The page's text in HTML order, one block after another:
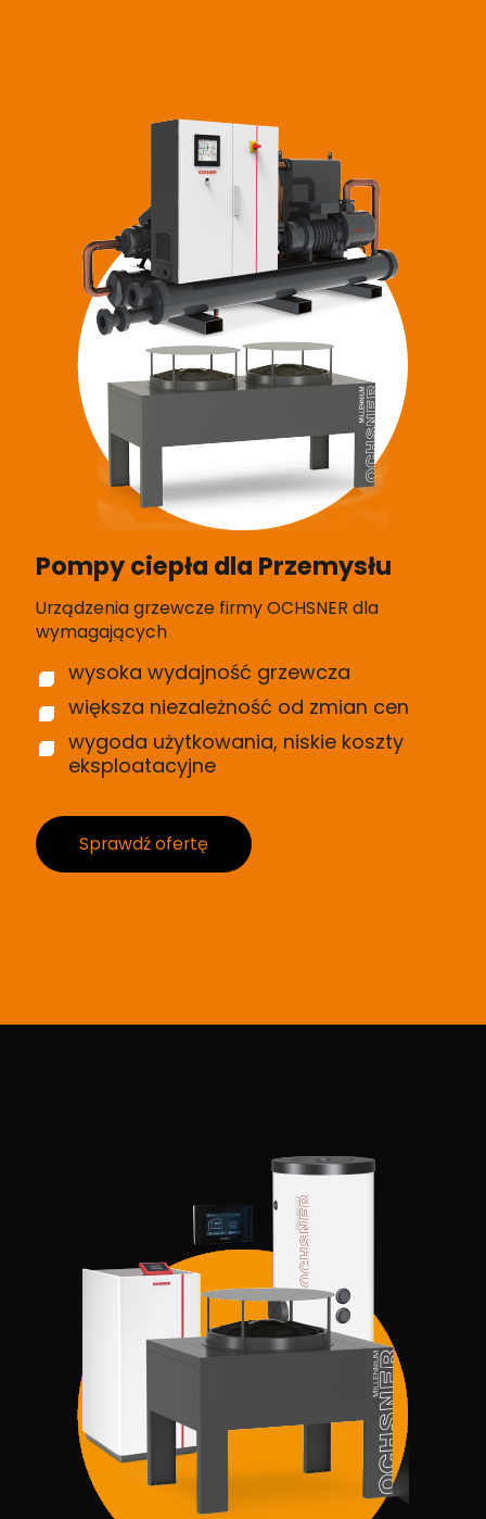
Pompy ciepła dla Przemysłu
Urządzenia grzewcze firmy OCHSNER dla
wymagających
wysoka wydajność grzewcza
większa niezależność od zmian cen
wygoda użytkowania, niskie koszty
eksploatacyjne
Sprawdź ofertę